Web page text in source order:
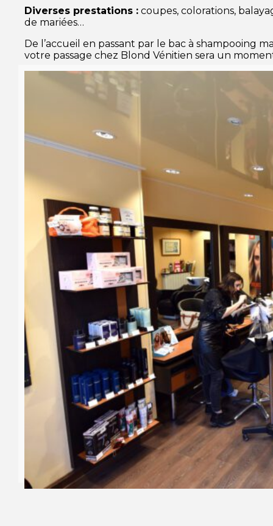
Diverses prestations : coupes, colorations,
de mariées…
De l’accueil en passant par le bac à shampooing
votre passage chez Blond Vénitien sera un